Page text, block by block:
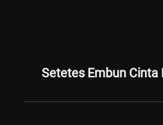
Setetes Embun Cinta